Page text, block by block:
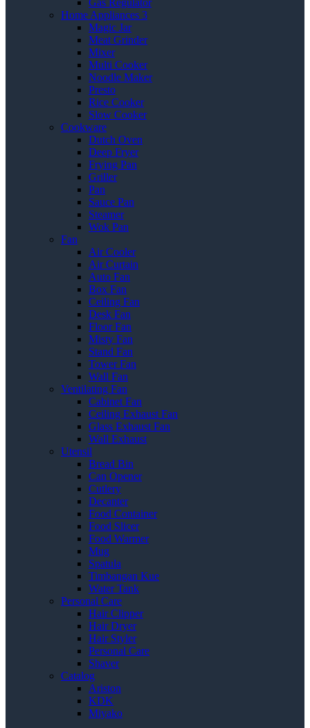
Gas Regulator
Home Appliances 3
Magic Jar
Meat Grinder
Mixer
Multi Cooker
Noodle Maker
Presto
Rice Cooker
Slow Cooker
Cookware
Dutch Oven
Deep Fryer
Frying Pan
Griller
Pan
Sauce Pan
Steamer
Wok Pan
Fan
Air Cooler
Air Curtain
Auto Fan
Box Fan
Ceiling Fan
Desk Fan
Floor Fan
Misty Fan
Stand Fan
Tower Fan
Wall Fan
Ventilating Fan
Cabinet Fan
Ceiling Exhaust Fan
Glass Exhaust Fan
Wall Exhaust
Utensil
Bread Bin
Can Opener
Cutlery
Decanter
Food Container
Food Slicer
Food Warmer
Mug
Spatula
Timbangan Kue
Water Tank
Personal Care
Hair Clipper
Hair Dryer
Hair Styler
Personal Care
Shaver
Catalog
Ariston
KDK
Miyako